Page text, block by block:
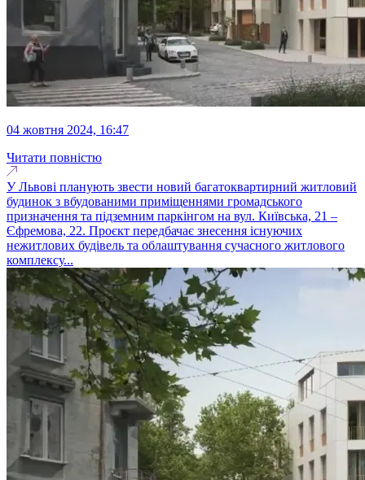
04 жовтня 2024, 16:47
Читати повністю
У Львові планують звести новий багатоквартирний житловий
будинок з вбудованими приміщеннями громадського
призначення та підземним паркінгом на вул. Київська, 21 –
Єфремова, 22. Проєкт передбачає знесення існуючих
нежитлових будівель та облаштування сучасного житлового
комплексу...